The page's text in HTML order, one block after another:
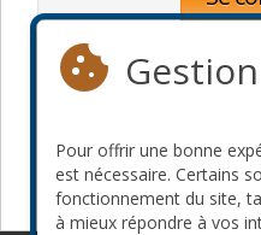
Devenir
Pour offrir une bonne
est nécessaire. Certains
fonctionnement du site,
à mieux répondre à vos